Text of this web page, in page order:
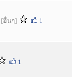
[อื่นๆ] 1
1